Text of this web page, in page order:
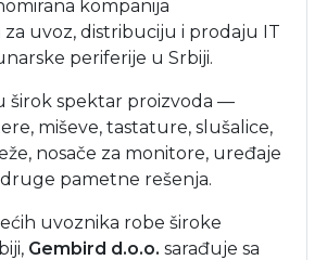
kompanija
za uvoz, distribuciju i prodaju IT
periferije u Srbiji.
širok spektar proizvoda —
miševe, tastature, slušalice,
nosače za monitore, uređaje
pametne rešenja.
uvoznika robe široke
Gembird d.o.o. sarađuje sa